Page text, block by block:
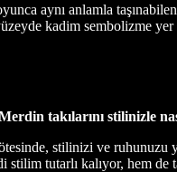
aynı anlamla
kadim sembolizme
takılarını stilinizle
stilinizi ve
tutarlı kalıyor, hem de